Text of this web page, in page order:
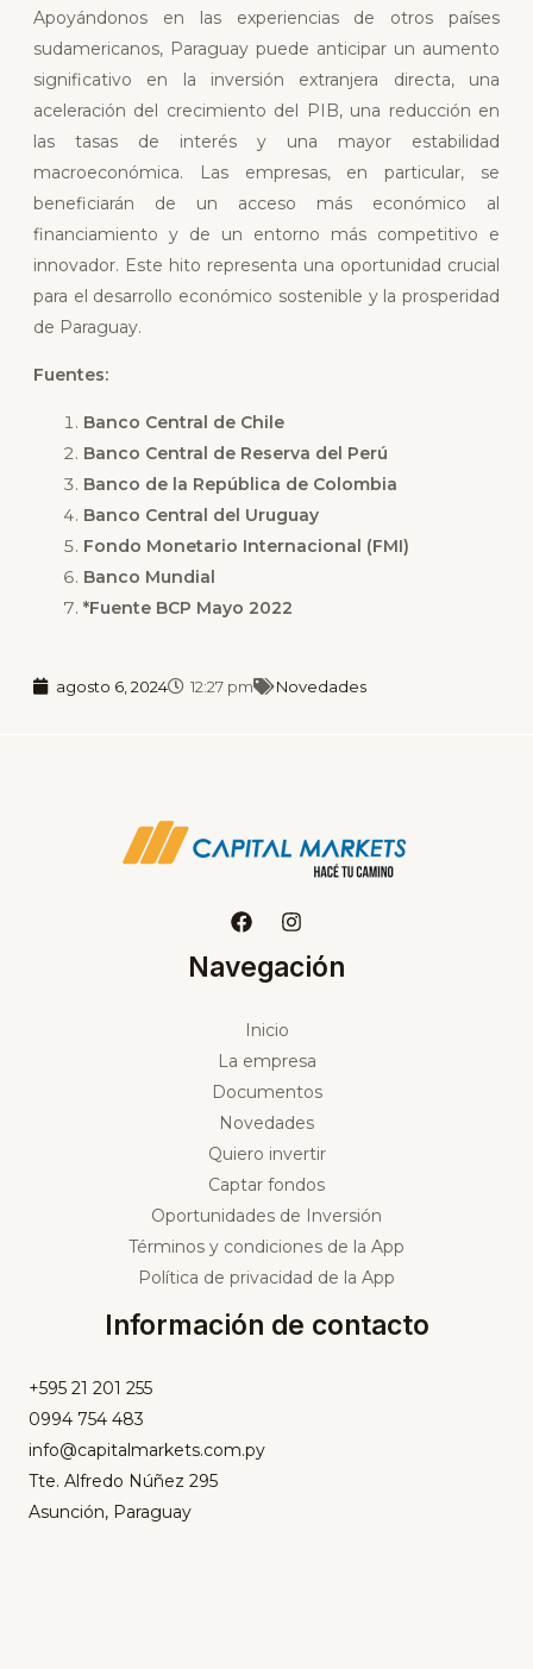
Apoyándonos en las experiencias de otros países
sudamericanos, Paraguay puede anticipar un aumento
significativo en la inversión extranjera directa, una
aceleración del crecimiento del PIB, una reducción en
las tasas de interés y una mayor estabilidad
macroeconómica. Las empresas, en particular, se
beneficiarán de un acceso más económico al
financiamiento y de un entorno más competitivo e
innovador. Este hito representa una oportunidad crucial
para el desarrollo económico sostenible y la prosperidad
de Paraguay.
Fuentes:
Banco Central de Chile
Banco Central de Reserva del Perú
Banco de la República de Colombia
Banco Central del Uruguay
Fondo Monetario Internacional (FMI)
Banco Mundial
*Fuente BCP Mayo 2022
agosto 6, 2024 12:27 pm Novedades
Navegación
Inicio
La empresa
Documentos
Novedades
Quiero invertir
Captar fondos
Oportunidades de Inversión
Términos y condiciones de la App
Política de privacidad de la App
Información de contacto
+595 21 201 255
0994 754 483
info@capitalmarkets.com.py
Tte. Alfredo Núñez 295
Asunción, Paraguay